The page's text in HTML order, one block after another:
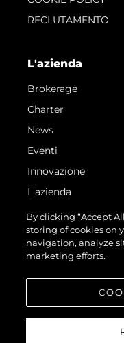
RECLUTAMENTO
L'azienda
Brokerage
Charter
News
Eventi
Innovazione
L'azienda
Il Team
Lifestyle
Heritage
By clicking “Accept
storing of cookies on
navigation, analyze
marketing efforts.